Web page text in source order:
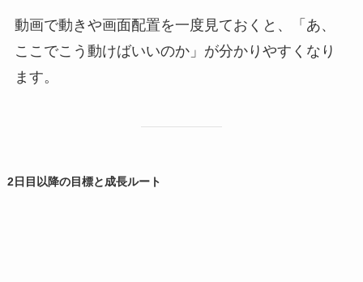
動画で動きや画面配置を一度見ておくと、「あ、
ここでこう動けばいいのか」が分かりやすくなり
ます。
2日目以降の目標と成長ルート